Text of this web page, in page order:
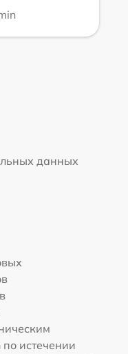
данных
истечении